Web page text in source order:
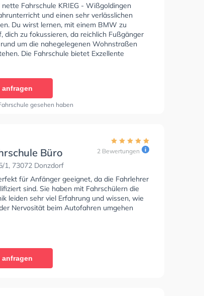
Fahrschule KRIEG - Wißgoldingen
und einen sehr verlässlichen
Du wirst lernen, mit einem BMW zu
dich zu fokussieren, da reichlich Fußgänger
um die nahegelegenen Wohnstraßen
Die Fahrschule bietet Exzellente
Klasse A1, Klasse B, Klasse A, Klasse B
zu erhalten. Wir empfehlen dir auch
PC zu absolvieren, um dich gut auf die
In der Fahrschule KRIEG - Wißgoldingen Sie
online anfragen.
anfragen
gesehen haben
Büro
1, 73072 Donzdorf
2 Bewertungen
für Anfänger geeignet, da die Fahrlehrer
sind. Sie haben mit Fahrschülern die
leiden sehr viel Erfahrung und wissen, wie
Nervosität beim Autofahren umgehen
anfragen